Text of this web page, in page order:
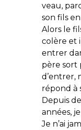
veau,
son fils
Alors le
colère et
entrer
père sort
d’entrer,
répond à
Depuis
années,
Je n’ai